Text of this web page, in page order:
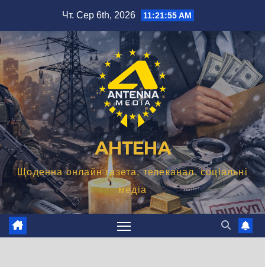
вмісту
Чт. Сер 6th, 2026 11:21:56 AM
АНТЕНА
Щоденна онлайн газета, телеканал, соціальні
медіа